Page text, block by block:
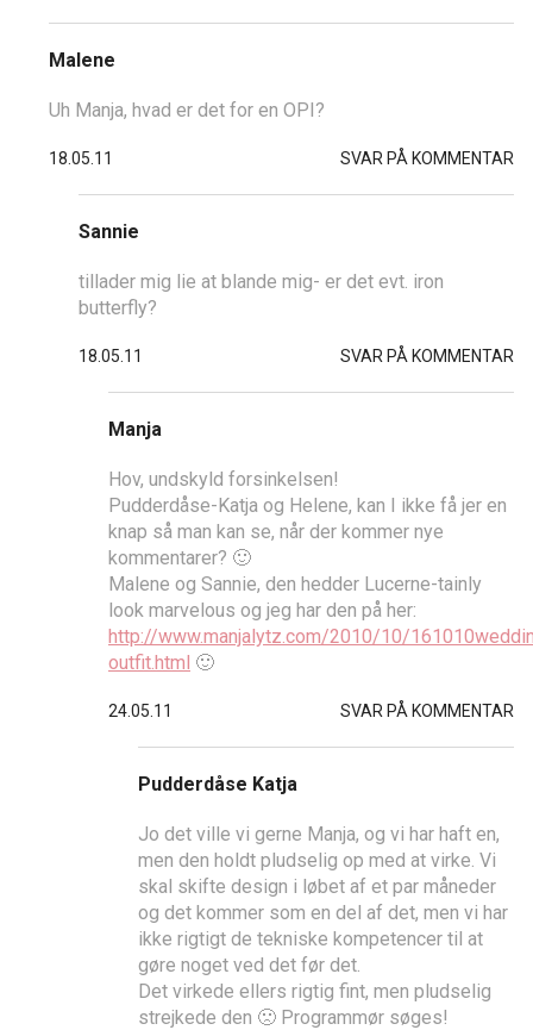
Malene
Uh Manja, hvad er det for en OPI?
18.05.11 SVAR PÅ KOMMENTAR
Sannie
tillader mig lie at blande mig- er det evt. iron
butterfly?
18.05.11 SVAR PÅ KOMMENTAR
Manja
Hov, undskyld forsinkelsen!
Pudderdåse-Katja og Helene, kan I ikke få jer en
knap så man kan se, når der kommer nye
kommentarer? 🙂
Malene og Sannie, den hedder Lucerne-tainly
look marvelous og jeg har den på her:
http://www.manjalytz.com/2010/10/
outfit.html 🙂
24.05.11 SVAR PÅ KOMMENTAR
Pudderdåse Katja
Jo det ville vi gerne Manja, og vi har haft en,
men den holdt pludselig op med at virke. Vi
skal skifte design i løbet af et par måneder
og det kommer som en del af det, men vi har
ikke rigtigt de tekniske kompetencer til at
gøre noget ved det før det.
Det virkede ellers rigtig fint, men pludselig
strejkede den 🙁 Programmør søges!